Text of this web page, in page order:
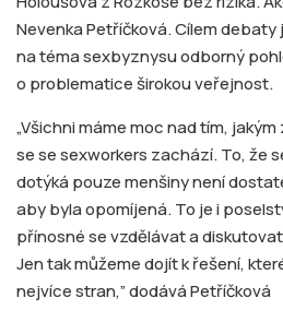
Nevenka Petříčková. Cílem
na téma sexbyznysu odborný
o problematice širokou veřejnost.
„Všichni máme moc nad tím,
se se sexworkers zachází. To, že
dotýká pouze menšiny není
aby byla opomíjená. To je i
přínosné se vzdělávat a
Jen tak můžeme dojít k řešení,
nejvíce stran,” dodává Petříčková